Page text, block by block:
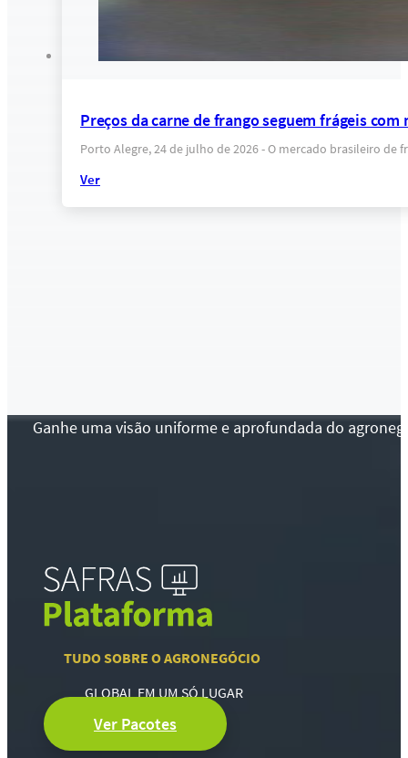
Preços da carne de frango seguem frágeis
Porto Alegre, 24 de julho de 2026 - O mercado brasileiro
Ver
Ganhe uma visão uniforme e aprofundada do
TUDO SOBRE O AGRONEGÓCIO
GLOBAL EM UM SÓ LUGAR
Ver Pacotes